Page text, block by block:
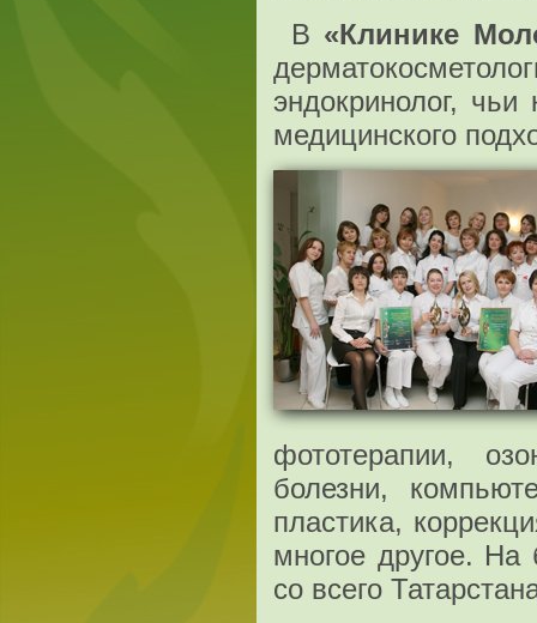
В «Клинике
эндокринолог, чьи
медицинского
фототерапии,
болезни,
пластика,
многое другое. На
со всего